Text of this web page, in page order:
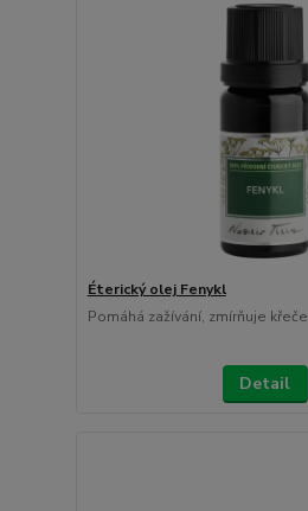
Éterický olej Fenykl
Pomáhá zažívání, zmírňuje křeče
Detail